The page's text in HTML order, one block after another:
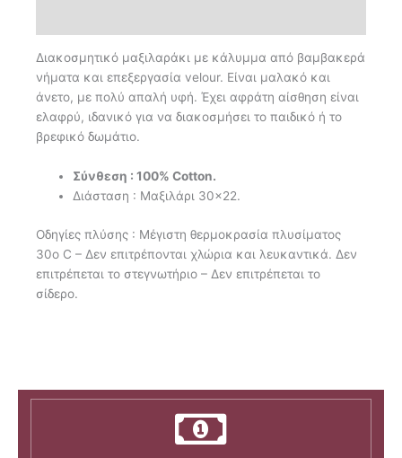
Διακοσμητικό μαξιλαράκι με κάλυμμα από βαμβακερά
νήματα και επεξεργασία velour. Είναι μαλακό και
άνετο, με πολύ απαλή υφή. Έχει αφράτη αίσθηση είναι
ελαφρύ, ιδανικό για να διακοσμήσει το παιδικό ή το
βρεφικό δωμάτιο.
Σύνθεση : 100% Cotton.
Διάσταση : Μαξιλάρι 30×22.
Οδηγίες πλύσης : Μέγιστη θερμοκρασία πλυσίματος
30ο C – Δεν επιτρέπονται χλώρια και λευκαντικά. Δεν
επιτρέπεται το στεγνωτήριο – Δεν επιτρέπεται το
σίδερο.